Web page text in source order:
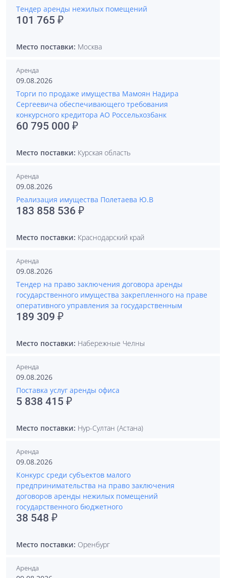
Тендер аренды нежилых помещений
101 765 ₽
Место поставки: Москва
Аренда
09.08.2026
Торги по продаже имущества Мамоян Надира
Сергеевича обеспечивающего требования
конкурсного кредитора АО Россельхозбанк
60 795 000 ₽
Место поставки: Курская область
Аренда
09.08.2026
Реализация имущества Полетаева Ю.В
183 858 536 ₽
Место поставки: Краснодарский край
Аренда
09.08.2026
Тендер на право заключения договора аренды
государственного имущества закрепленного на праве
оперативного управления за государственным
189 309 ₽
Место поставки: Набережные Челны
Аренда
09.08.2026
Поставка услуг аренды офиса
5 838 415 ₽
Место поставки: Нур-Султан (Астана)
Аренда
09.08.2026
Конкурс среди субъектов малого
предпринимательства на право заключения
договоров аренды нежилых помещений
государственного бюджетного
38 548 ₽
Место поставки: Оренбург
Аренда